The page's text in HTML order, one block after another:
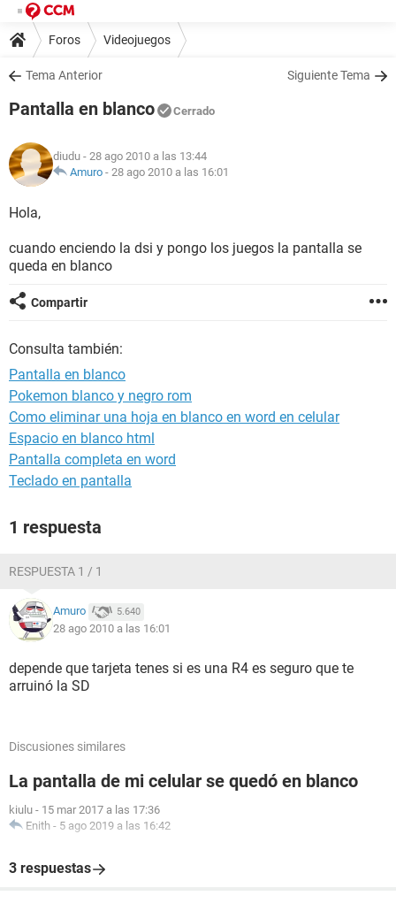
Foros Videojuegos
Tema Anterior Siguiente Tema
Pantalla en blanco Cerrado
diudu - 28 ago 2010 a las 13:44
Amuro - 28 ago 2010 a las 16:01
Hola,
cuando enciendo la dsi y pongo los juegos la pantalla se
queda en blanco
Compartir
Consulta también:
Pantalla en blanco
Pokemon blanco y negro rom
Como eliminar una hoja en blanco en word en celular
Espacio en blanco html
Pantalla completa en word
Teclado en pantalla
1 respuesta
RESPUESTA 1 / 1
Amuro 5.640
28 ago 2010 a las 16:01
depende que tarjeta tenes si es una R4 es seguro que te
arruinó la SD
Discusiones similares
La pantalla de mi celular se quedó en blanco
kiulu - 15 mar 2017 a las 17:36
Enith - 5 ago 2019 a las 16:42
3 respuestas